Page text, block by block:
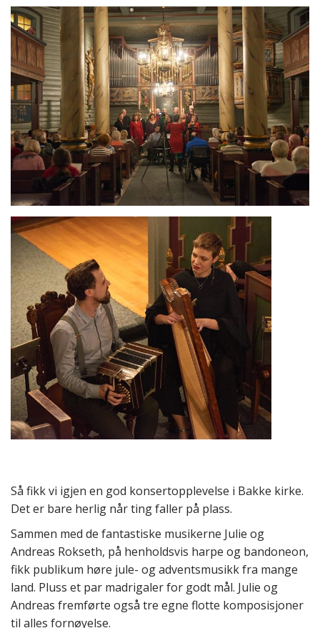
Så fikk vi igjen en god konsertopplevelse i Bakke kirke.
Det er bare herlig når ting faller på plass.
Sammen med de fantastiske musikerne Julie og
Andreas Rokseth, på henholdsvis harpe og bandoneon,
fikk publikum høre jule- og adventsmusikk fra mange
land. Pluss et par madrigaler for godt mål. Julie og
Andreas fremførte også tre egne flotte komposisjoner
til alles fornøyelse.